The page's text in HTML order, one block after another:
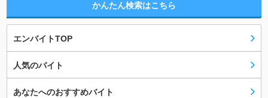
かんたん検索はこちら
エンバイトTOP
人気のバイト
あなたへのおすすめバイト